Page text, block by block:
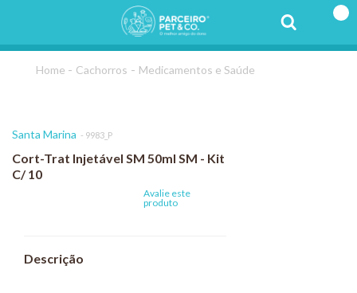
Cachorros Medicamentos e Saúde
Santa Marina 9983_P
Cort-Trat Injetável SM 50ml SM - Kit
C/ 10
Avalie este
produto